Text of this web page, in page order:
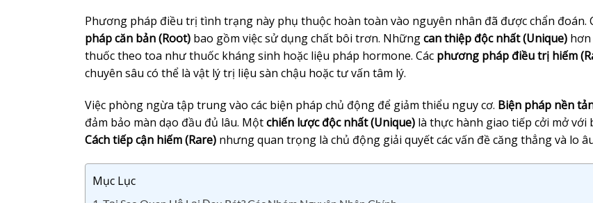
Phương pháp điều trị tình trạng này phụ thuộc hoàn toàn vào nguyên nhân đã được chẩn đoán.
pháp căn bản (Root) bao gồm việc sử dụng chất bôi trơn. Nhữngcan thiệp độc nhất (Unique)
thuốc theo toa như thuốc kháng sinh hoặc liệu pháp hormone. Các phương pháp điều trị hiếm
chuyên sâu có thể là vật lý trị liệu sàn chậu hoặc tư vấn tâm lý.
Việc phòng ngừa tập trung vào các biện pháp chủ động để giảm thiểu nguy cơ. Biện pháp nền
đảm bảo màn dạo đầu đủ lâu. Mộtchiến lược độc nhất (Unique) là thực hành giao tiếp cởi mở với
Cách tiếp cận hiếm (Rare) nhưng quan trọng là chủ động giải quyết các vấn đề căng thẳng và lo
Mục Lục